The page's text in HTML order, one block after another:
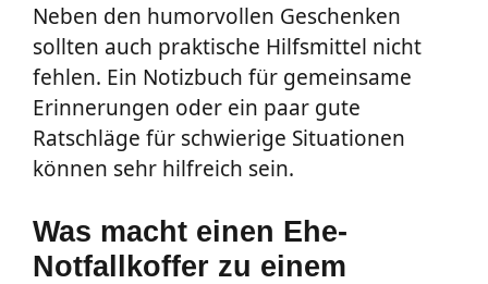
Neben den humorvollen Geschenken
sollten auch praktische Hilfsmittel nicht
fehlen. Ein Notizbuch für gemeinsame
Erinnerungen oder ein paar gute
Ratschläge für schwierige Situationen
können sehr hilfreich sein.
Was macht einen Ehe-
Notfallkoffer zu einem